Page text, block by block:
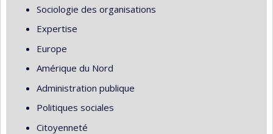
Sociologie des organisations
Expertise
Europe
Amérique du Nord
Administration publique
Politiques sociales
Citoyenneté